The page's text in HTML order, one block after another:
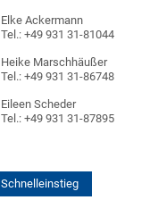
Elke Ackermann
Tel.: +49 931 31-81044
Heike Marschhäußer
Tel.: +49 931 31-86748
Eileen Scheder
Tel.: +49 931 31-87895
Schnelleinstieg